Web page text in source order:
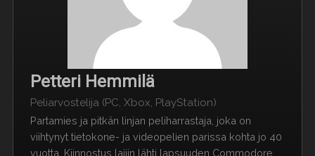
Petteri Hemmilä
Peliarvostelija (PC, Xbox, PlayStation)
Partamies ja pitkän linjan peliharrastaja, joka on
viihtynyt tietokone- ja videopelien parissa kohta jo 40
vuotta. Kiinnostus lajiin lähti lapsuuden Commodore